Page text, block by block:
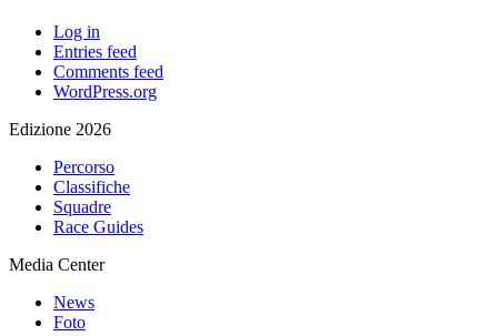
Log in
Entries feed
Comments feed
WordPress.org
Edizione 2026
Percorso
Classifiche
Squadre
Race Guides
Media Center
News
Foto